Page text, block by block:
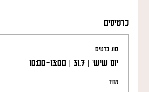
כרטיסים
סוג כרטיס
יום שישי | 31.7 | 10:00-13:00
מחיר